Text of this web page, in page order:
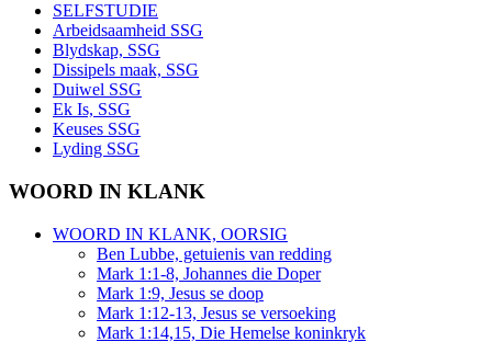
SELFSTUDIE
Arbeidsaamheid SSG
Blydskap, SSG
Dissipels maak, SSG
Duiwel SSG
Ek Is, SSG
Keuses SSG
Lyding SSG
WOORD IN KLANK
WOORD IN KLANK, OORSIG
Ben Lubbe, getuienis van redding
Mark 1:1-8, Johannes die Doper
Mark 1:9, Jesus se doop
Mark 1:12-13, Jesus se versoeking
Mark 1:14,15, Die Hemelse koninkryk